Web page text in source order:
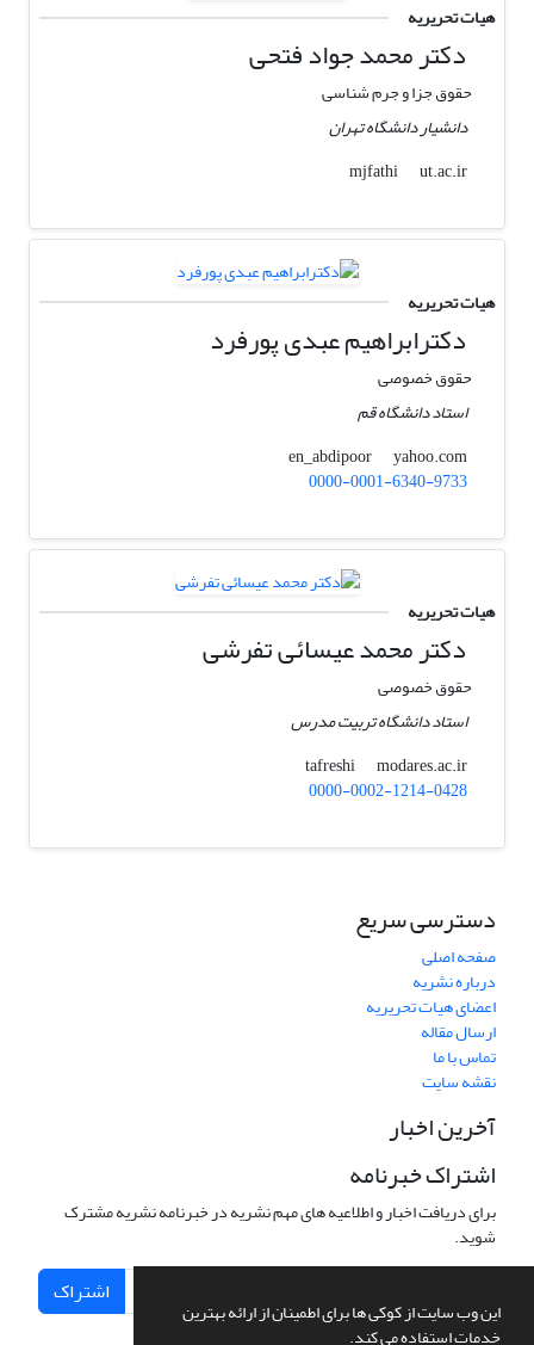
این وب سایت از کوکی ها برای اطمینان از ارائه بهترین
خدمات استفاده می کند.
هیات تحریریه
دکتر محمد جواد فتحی
حقوق جزا و جرم شناسی
دانشیار دانشگاه تهران
mjfathi
ut.ac.ir
هیات تحریریه
دکترابراهیم عبدی پورفرد
حقوق خصوصی
استاد دانشگاه قم
en_abdipoor
yahoo.com
0000-0001-6340-9733
هیات تحریریه
دکتر محمد عیسائی تفرشی
حقوق خصوصی
استاد دانشگاه تربیت مدرس
tafreshi
modares.ac.ir
0000-0002-1214-0428
دسترسی سریع
صفحه اصلی
درباره نشریه
اعضای هیات تحریریه
ارسال مقاله
تماس با ما
نقشه سایت
آخرین اخبار
اشتراک خبرنامه
برای دریافت اخبار و اطلاعیه های مهم نشریه در خبرنامه نشریه مشترک
شوید.
اشتراک